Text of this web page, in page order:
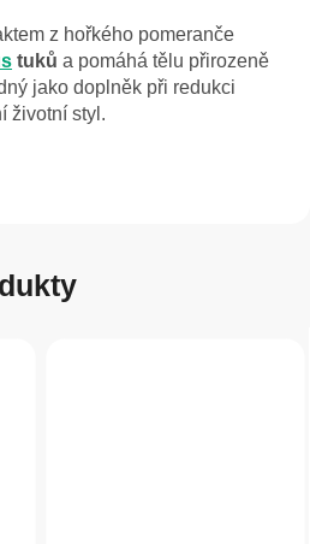
z hořkého pomeranče
tuků a pomáhá tělu přirozeně
jako doplněk při redukci
životní styl.